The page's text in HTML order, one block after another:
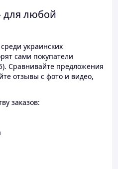
любой
украинских
сами покупатели
Сравнивайте предложения
отзывы с фото и видео,
заказов: